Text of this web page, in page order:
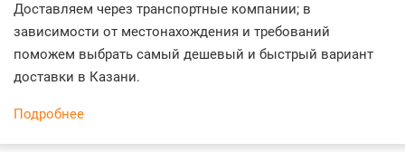
Доставляем через транспортные компании; в
зависимости от местонахождения и требований
поможем выбрать самый дешевый и быстрый вариант
доставки в Казани.
Подробнее